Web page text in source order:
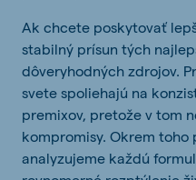
Ak chcete poskytovať
stabilný prísun tých
dôveryhodných zdrojov.
svete spoliehajú na
premixov, pretože v tom
kompromisy. Okrem toho
analyzujeme každú